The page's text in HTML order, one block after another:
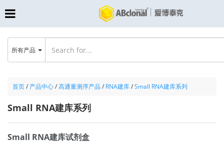
首页/ 产品中心/高通量测序产品/ RNA建库/Small RNA建库系列
Small RNA建库系列
Small RNA建库试剂盒
所有产品